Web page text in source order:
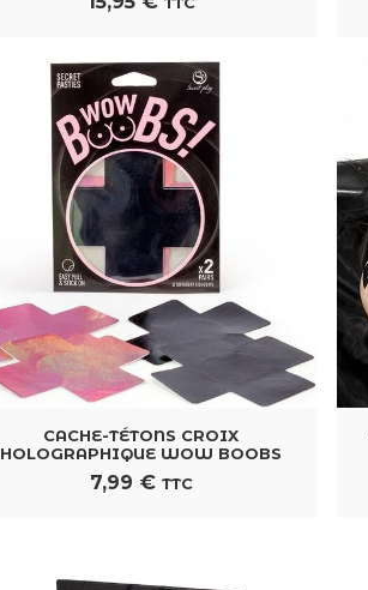
CACHE-TÉTONS CROIX
HOLOGRAPHIQUE WOW BOOBS
7,99 € TTC